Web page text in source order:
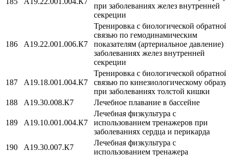
при заболеваниях желез внутренней
секреции
186 A19.22.001.006.К7
Тренировка с биологической
связью по гемодинамическим
показателям (артериальное давление)
заболеваниях желез внутренней
секреции
187 A19.18.001.004.К7
Тренировка с биологической
связью по кинезиологическому
при заболеваниях толстой кишки
188
A19.30.008.К7 Лечебное плавание в бассейне
189 A19.10.001.004.К7
Лечебная физкультура с
использованием тренажеров при
заболеваниях сердца и перикарда
190
A19.30.007.К7
Лечебная физкультура с
использованием тренажера